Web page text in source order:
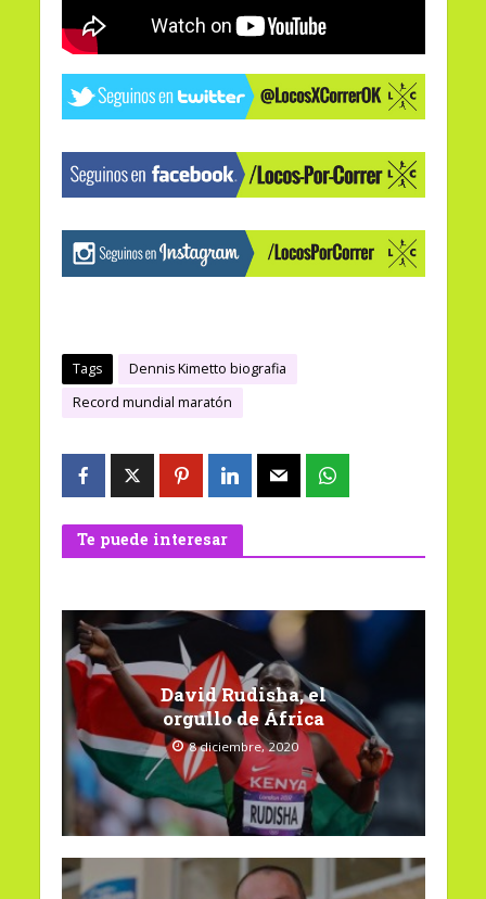
Tags
Dennis Kimetto biografia
Record mundial maratón
Te puede interesar
David Rudisha, el
orgullo de África
8 diciembre, 2020